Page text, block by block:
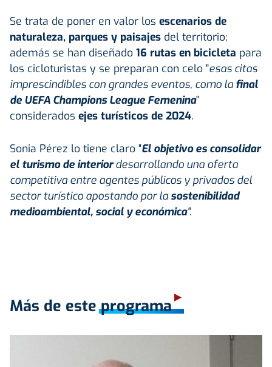
Se trata de poner en valor los escenarios de
naturaleza, parques y paisajes del territorio;
además se han diseñado 16 rutas en bicicleta para
los cicloturistas y se preparan con celo "esas citas
imprescindibles con grandes eventos, como la final
de UEFA Champions League Femenina"
considerados ejes turísticos de 2024.
Sonia Pérez lo tiene claro "El objetivo es consolidar
el turismo de interiordesarrollando una oferta
competitiva entre agentes públicos y privados del
sector turístico apostando por la sostenibilidad
medioambiental, social y económica".
Más de este programa